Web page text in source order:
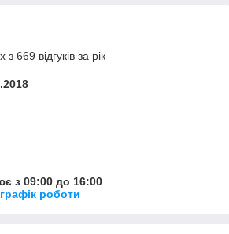
669 відгуків за рік
з 09:00 до 16:00
роботи